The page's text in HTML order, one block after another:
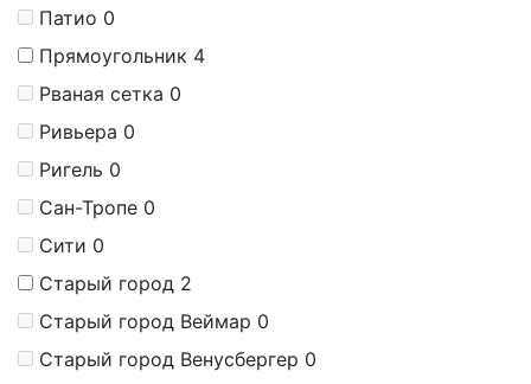
Патио 0
Прямоугольник 4
Рваная сетка 0
Ривьера 0
Ригель 0
Сан-Тропе 0
Сити 0
Старый город 2
Старый город Веймар 0
Старый город Венусбергер 0